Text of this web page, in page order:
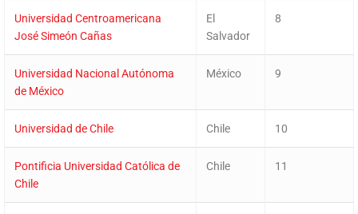
Universidad Centroamericana
José Simeón Cañas
El
Salvador
8
Universidad Nacional Autónoma
de México
México 9
Universidad de Chile Chile 10
Pontificia Universidad Católica de
Chile
Chile 11